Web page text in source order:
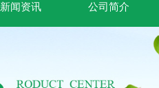
新闻资讯 公司简介